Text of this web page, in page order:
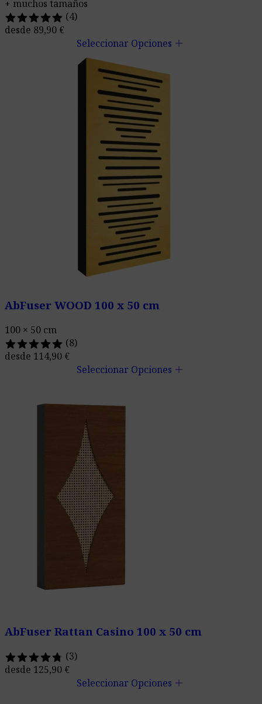
+ muchos tamaños
(4)
desde 89,90 €
Seleccionar Opciones add
AbFuser WOOD 100 x 50 cm
100 × 50 cm
(8)
desde 114,90 €
Seleccionar Opciones add
AbFuser Rattan Casino 100 x 50 cm
(3)
desde 125,90 €
Seleccionar Opciones add